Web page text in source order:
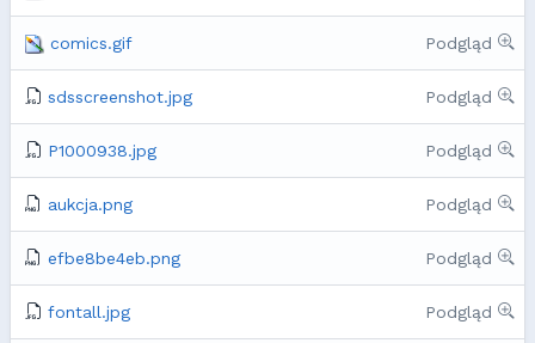
comics.gif Podgląd
sdsscreenshot.jpg Podgląd
P1000938.jpg Podgląd
aukcja.png Podgląd
efbe8be4eb.png Podgląd
fontall.jpg Podgląd